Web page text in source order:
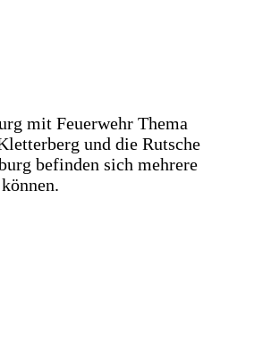
mit Feuerwehr Thema
und die Rutsche
befinden sich mehrere